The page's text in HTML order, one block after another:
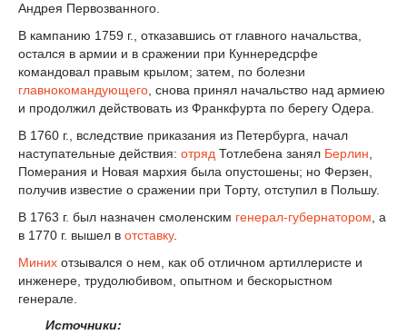
Андрея Первозванного.
В кампанию 1759 г., отказавшись от главного начальства,
остался в армии и в сражении при Куннередсрфе
командовал правым крылом; затем, по болезни
главнокомандующего , снова принял начальство над армиею
и продолжил действовать из Франкфурта по берегу Одера.
В 1760 г., вследствие приказания из Петербурга, начал
наступательные действия: отряд Тотлебена занял Берлин
Померания и Новая мархия была опустошены; но Ферзен,
получив известие о сражении при Торту, отступил в Польшу.
В 1763 г. был назначен смоленским генерал-губернатором , а
в 1770 г. вышел в отставку.
Миних отзывался о нем, как об отличном артиллеристе и
инженере, трудолюбивом, опытном и бескорыстном
генерале.
Источники: